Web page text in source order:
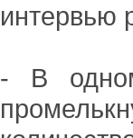
интервью
- В